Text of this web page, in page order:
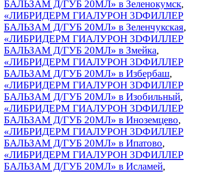
БАЛЬЗАМ Д/ГУБ 20МЛ» в Зеленокумск,
«ЛИБРИДЕРМ ГИАЛУРОН 3DФИЛЛЕР
БАЛЬЗАМ Д/ГУБ 20МЛ» в Зеленчукская,
«ЛИБРИДЕРМ ГИАЛУРОН 3DФИЛЛЕР
БАЛЬЗАМ Д/ГУБ 20МЛ» в Змейка,
«ЛИБРИДЕРМ ГИАЛУРОН 3DФИЛЛЕР
БАЛЬЗАМ Д/ГУБ 20МЛ» в Избербаш,
«ЛИБРИДЕРМ ГИАЛУРОН 3DФИЛЛЕР
БАЛЬЗАМ Д/ГУБ 20МЛ» в Изобильный,
«ЛИБРИДЕРМ ГИАЛУРОН 3DФИЛЛЕР
БАЛЬЗАМ Д/ГУБ 20МЛ» в Иноземцево,
«ЛИБРИДЕРМ ГИАЛУРОН 3DФИЛЛЕР
БАЛЬЗАМ Д/ГУБ 20МЛ» в Ипатово,
«ЛИБРИДЕРМ ГИАЛУРОН 3DФИЛЛЕР
БАЛЬЗАМ Д/ГУБ 20МЛ» в Исламей,